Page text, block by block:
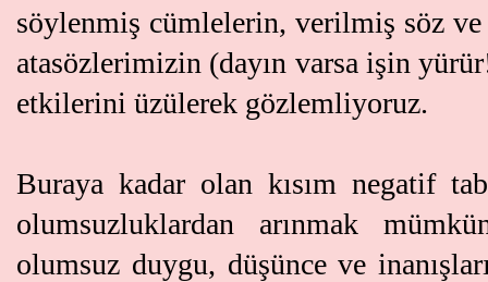
söylenmiş cümlelerin, verilmiş söz
atasözlerimizin (dayın varsa işin
etkilerini üzülerek gözlemliyoruz.
Buraya kadar olan kısım negatif
olumsuzluklardan arınmak
olumsuz duygu, düşünce ve